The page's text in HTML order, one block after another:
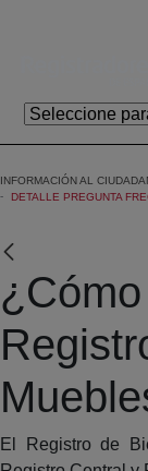
Skip to Main
INFORMACIÓN AL
DETALLE PREGUNTA
El Registro de